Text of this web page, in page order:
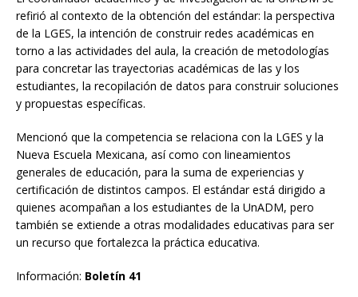
refirió al contexto de la obtención del estándar: la perspectiva
de la LGES, la intención de construir redes académicas en
torno a las actividades del aula, la creación de metodologías
para concretar las trayectorias académicas de las y los
estudiantes, la recopilación de datos para construir soluciones
y propuestas específicas.
Mencionó que la competencia se relaciona con la LGES y la
Nueva Escuela Mexicana, así como con lineamientos
generales de educación, para la suma de experiencias y
certificación de distintos campos. El estándar está dirigido a
quienes acompañan a los estudiantes de la UnADM, pero
también se extiende a otras modalidades educativas para ser
un recurso que fortalezca la práctica educativa.
Información: Boletín 41